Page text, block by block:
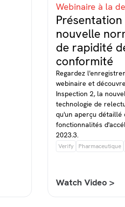
Webinaire à la
Présentation
nouvelle
de rapidité
conformité
Regardez
webinaire et
Inspection 2, la
technologie de
qu'un aperçu détaillé
fonctionnalités
2023.3.
Verify Pharmaceutique
Watch Video >